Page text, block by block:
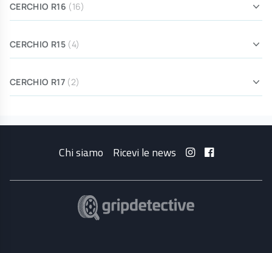
CERCHIO R16 (16)
CERCHIO R15 (4)
CERCHIO R17 (2)
Chi siamo Ricevi le news